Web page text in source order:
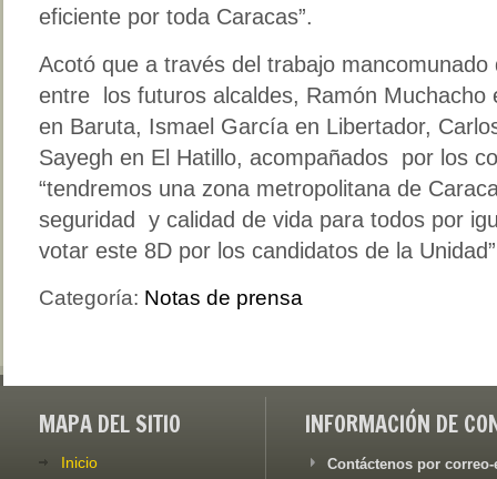
eficiente por toda Caracas”.
Acotó que a través del trabajo mancomunado
entre los futuros alcaldes, Ramón Muchacho
en Baruta, Ismael García en Libertador,
Sayegh en El Hatillo, acompañados por los
“tendremos una zona metropolitana de
seguridad y calidad de vida para todos por
votar este 8D por los candidatos de la
Categoría: Notas de prensa
MAPA DEL SITIO
Inicio
INFORMACIÓN DE
Contáctenos por